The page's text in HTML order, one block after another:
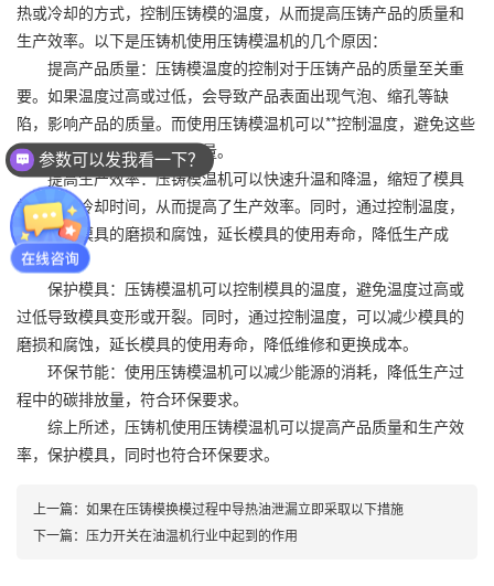
热或冷却的方式，控制压铸模的温度，从而提高压铸产品的质量和
生产效率。以下是压铸机使用压铸模温机的几个原因：
提高产品质量：压铸模温度的控制对于压铸产品的质量至关重
要。如果温度过高或过低，会导致产品表面出现气泡、缩孔等缺
陷，影响产品的质量。而使用压铸模温机可以**控制温度，避免这些
问题的发生，提高产品的质量。
提高生产效率：压铸模温机可以快速升温和降温，缩短了模具
的加热和冷却时间，从而提高了生产效率。同时，通过控制温度，
可以减少模具的磨损和腐蚀，延长模具的使用寿命，降低生产成
本。
保护模具：压铸模温机可以控制模具的温度，避免温度过高或
过低导致模具变形或开裂。同时，通过控制温度，可以减少模具的
磨损和腐蚀，延长模具的使用寿命，降低维修和更换成本。
环保节能：使用压铸模温机可以减少能源的消耗，降低生产过
程中的碳排放量，符合环保要求。
综上所述，压铸机使用压铸模温机可以提高产品质量和生产效
率，保护模具，同时也符合环保要求。
上一篇： 如果在压铸模换模过程中导热油泄漏立即采取以下措施
下一篇： 压力开关在油温机行业中起到的作用
参数可以发我看一下？